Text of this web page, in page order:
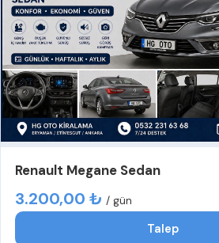
Renault Megane Sedan
3.200,00 ₺ / gün
Talep